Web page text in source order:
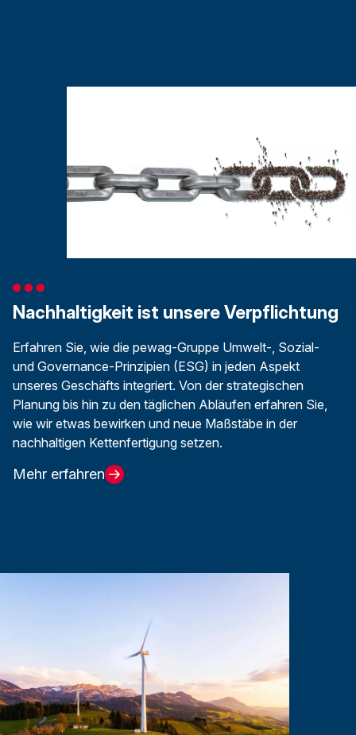
Nachhaltigkeit ist unsere Verpflichtung
Erfahren Sie, wie die pewag-Gruppe Umwelt-, Sozial-
und Governance-Prinzipien (ESG) in jeden Aspekt
unseres Geschäfts integriert. Von der strategischen
Planung bis hin zu den täglichen Abläufen erfahren Sie,
wie wir etwas bewirken und neue Maßstäbe in der
nachhaltigen Kettenfertigung setzen.
Mehr erfahren